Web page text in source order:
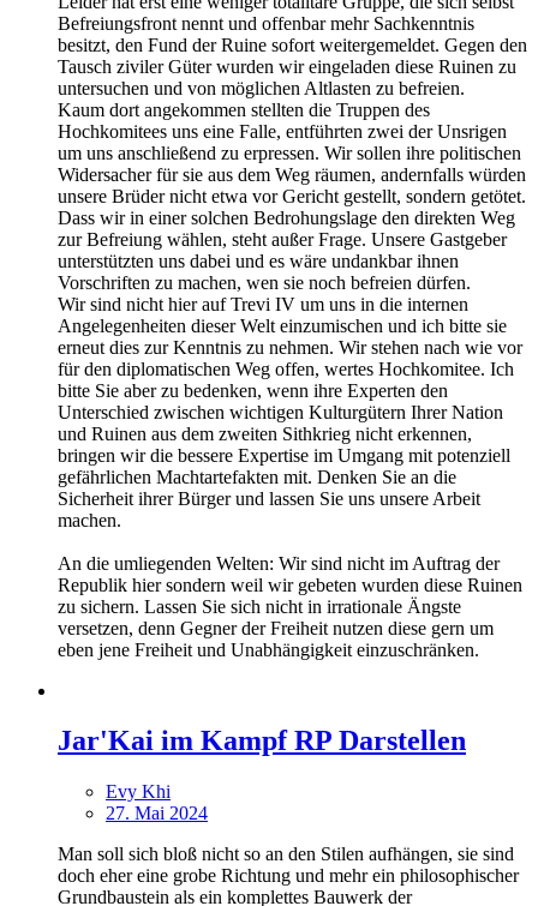
Befreiungsfront nennt und offenbar mehr Sachkenntnis
besitzt, den Fund der Ruine sofort weitergemeldet. Gegen den
Tausch ziviler Güter wurden wir eingeladen diese Ruinen zu
untersuchen und von möglichen Altlasten zu befreien.
Kaum dort angekommen stellten die Truppen des
Hochkomitees uns eine Falle, entführten zwei der Unsrigen
um uns anschließend zu erpressen. Wir sollen ihre politischen
Widersacher für sie aus dem Weg räumen, andernfalls würden
unsere Brüder nicht etwa vor Gericht gestellt, sondern getötet.
Dass wir in einer solchen Bedrohungslage den direkten Weg
zur Befreiung wählen, steht außer Frage. Unsere Gastgeber
unterstützten uns dabei und es wäre undankbar ihnen
Vorschriften zu machen, wen sie noch befreien dürfen.
Wir sind nicht hier auf Trevi IV um uns in die internen
Angelegenheiten dieser Welt einzumischen und ich bitte sie
erneut dies zur Kenntnis zu nehmen. Wir stehen nach wie vor
für den diplomatischen Weg offen, wertes Hochkomitee. Ich
bitte Sie aber zu bedenken, wenn ihre Experten den
Unterschied zwischen wichtigen Kulturgütern Ihrer Nation
und Ruinen aus dem zweiten Sithkrieg nicht erkennen,
bringen wir die bessere Expertise im Umgang mit potenziell
gefährlichen Machtartefakten mit. Denken Sie an die
Sicherheit ihrer Bürger und lassen Sie uns unsere Arbeit
machen.
An die umliegenden Welten: Wir sind nicht im Auftrag der
Republik hier sondern weil wir gebeten wurden diese Ruinen
zu sichern. Lassen Sie sich nicht in irrationale Ängste
versetzen, denn Gegner der Freiheit nutzen diese gern um
eben jene Freiheit und Unabhängigkeit einzuschränken.
Jar'Kai im Kampf RP Darstellen
Evy Khi
27. Mai 2024
Man soll sich bloß nicht so an den Stilen aufhängen, sie sind
doch eher eine grobe Richtung und mehr ein philosophischer
Grundbaustein als ein komplettes Bauwerk der